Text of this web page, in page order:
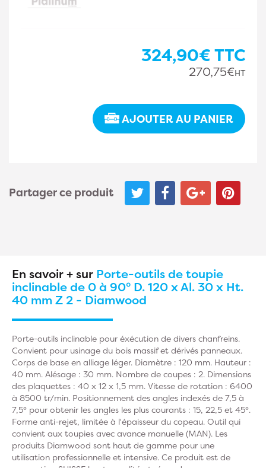
324,90€TTC
270,75€HT
AJOUTER AU PANIER
Partager ce produit
En savoir + sur Porte-outils de toupie
inclinable de 0 à 90° D. 120 x Al. 30 x Ht.
40 mm Z 2 - Diamwood
Porte-outils inclinable pour éxécution de divers chanfreins.
Convient pour usinage du bois massif et dérivés panneaux.
Corps de base en alliage léger. Diamètre : 120 mm. Hauteur :
40 mm. Alésage : 30 mm. Nombre de coupes : 2. Dimensions
des plaquettes : 40 x 12 x 1,5 mm. Vitesse de rotation : 6400
à 8500 tr/min. Positionnement des angles indexés de 7,5 à
7,5° pour obtenir les angles les plus courants : 15, 22,5 et 45°.
Forme anti-rejet, limitée à l'épaisseur du copeau. Outil qui
convient aux toupies avec avance manuelle (MAN). Les
produits Diamwood sont haut de gamme pour une
utilisation professionnelle et intensive. Ce produit est de